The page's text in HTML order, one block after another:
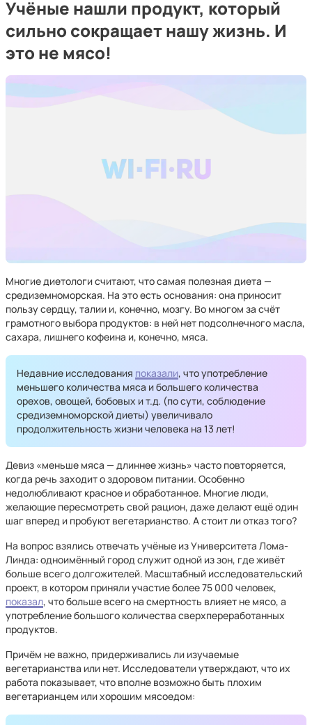
Учёные нашли продукт, который
сильно сокращает нашу жизнь. И
это не мясо!
Многие диетологи считают, что самая полезная диета —
средиземноморская. На это есть основания: она приносит
пользу сердцу, талии и, конечно, мозгу. Во многом за счёт
грамотного выбора продуктов: в ней нет подсолнечного масла,
сахара, лишнего кофеина и, конечно, мяса.
Недавние исследования показали, что употребление
меньшего количества мяса и большего количества
орехов, овощей, бобовых и т.д. (по сути, соблюдение
средиземноморской диеты) увеличивало
продолжительность жизни человека на 13 лет!
Девиз «меньше мяса — длиннее жизнь» часто повторяется,
когда речь заходит о здоровом питании. Особенно
недолюбливают красное и обработанное. Многие люди,
желающие пересмотреть свой рацион, даже делают ещё один
шаг вперед и пробуют вегетарианство. А стоит ли отказ того?
На вопрос взялись отвечать учёные из Университета Лома-
Линда: одноимённый город служит одной из зон, где живёт
больше всего долгожителей. Масштабный исследовательский
проект, в котором приняли участие более 75 000 человек,
показал, что больше всего на смертность влияет не мясо, а
употребление большого количества сверхпереработанных
продуктов.
Причём не важно, придерживались ли изучаемые
вегетарианства или нет. Исследователи утверждают, что их
работа показывает, что вполне возможно быть плохим
вегетарианцем или хорошим мясоедом: